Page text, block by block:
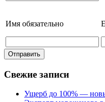
Имя обязательно
Свежие записи
Ущерб до 100% —